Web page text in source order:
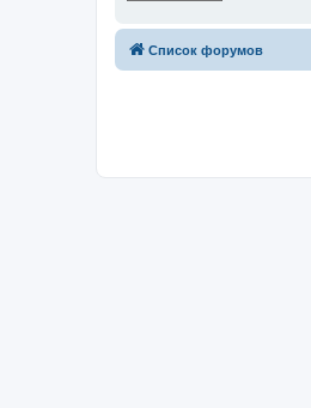
Список форумов